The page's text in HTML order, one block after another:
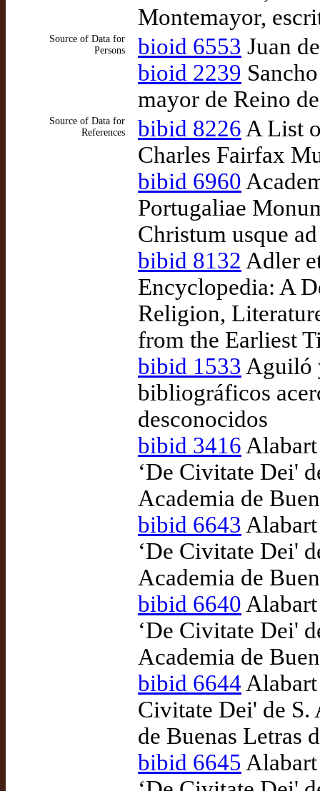
Montemayor,
Source of Data for
Persons
bioid 6553 Juan
bioid 2239
mayor de Reino
Source of Data for
References
bibid 8226 A List
Charles Fairfax
bibid 6960
Portugaliae
Christum usque
bibid 8132 Adler
Encyclopedia: A
Religion,
from the Earliest
bibid 1533 Aguiló
bibliográficos
desconocidos
bibid 3416
‘De Civitate Dei'
Academia de
bibid 6643
‘De Civitate Dei'
Academia de
bibid 6640
‘De Civitate Dei'
Academia de
bibid 6644
Civitate Dei' de S.
de Buenas Letras
bibid 6645